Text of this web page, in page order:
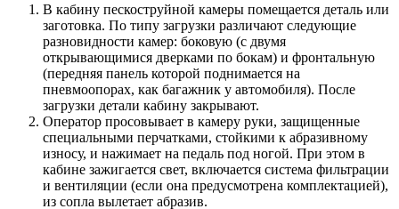
В кабину пескоструйной камеры помещается деталь или
заготовка. По типу загрузки различают следующие
разновидности камер: боковую (с двумя
открывающимися дверками по бокам) и фронтальную
(передняя панель которой поднимается на
пневмоопорах, как багажник у автомобиля). После
загрузки детали кабину закрывают.
Оператор просовывает в камеру руки, защищенные
специальными перчатками, стойкими к абразивному
износу, и нажимает на педаль под ногой. При этом в
кабине зажигается свет, включается система фильтрации
и вентиляции (если она предусмотрена комплектацией),
из сопла вылетает абразив.